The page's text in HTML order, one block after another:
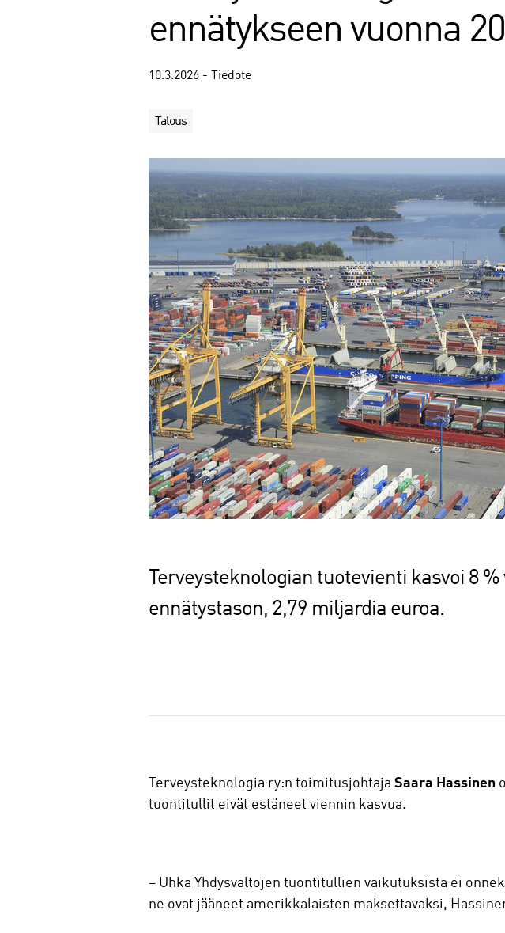
ennätykseen vuonna
10.3.2026 - Tiedote
Talous
Terveysteknologian tuotevienti kasvoi 8
ennätystason, 2,79 miljardia euroa.
a
Terveysteknologia ry:n toimitusjohtaja Saara Hassinen
tuontitullit eivät estäneet viennin kasvua.
– Uhka Yhdysvaltojen tuontitullien vaikutuksista ei
ne ovat jääneet amerikkalaisten maksettavaksi,